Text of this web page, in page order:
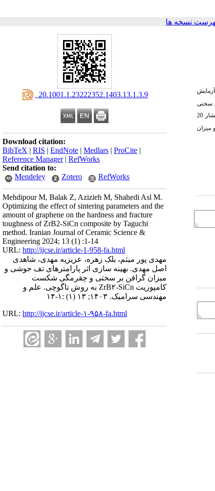
نسخه ها
‎ 20.1001.1.23222352.1403.13.1.3.9
Download citation:
BibTeX | RIS | EndNote | Medlars | ProCite |
Reference Manager| RefWorks
Send citation to:
Mendeley
Zotero RefWorks
Mehdipour M, Balak Z, Azizieh M, Shahedi Asl M.
Optimizing the effect of sintering parameters and the
amount of graphene on the hardness and fracture
toughness of ZrB2-SiCn composite by Taguchi
method. Iranian Journal of Ceramic Science &
Engineering 2024; 13 (1) :1-14
URL: http://ijcse.ir/article-1-958-fa.html
مهدی پور میثم، بلک زهره، عزیزیه مهدی، شاهدی
اصل مهدی. بهینه سازی اثر پارامترهای تف جوشی و
میزان گرافن بر سختی و چقرمگی شکست
کامپوزیت ZrB۲-SiCn به روش تاگوچی. علم و
مهندسی سرامیک. ۱۴۰۳; ۱۳ (۱) :۱-۱۴
URL: http://ijcse.ir/article-۱-۹۵۸-fa.html
سختی
23/3) برای نمونه تف‌جوشی شده در دمای 1900 درجه سانتی‌گراد، زمان 6 دقیقه، فشار 20
دقیقه، فشار 20 مگاپاسکال و میزان